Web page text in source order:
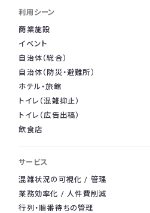
利用シーン
商業施設
イベント
自治体（総合）
自治体（防災・避難所）
ホテル・旅館
トイレ（混雑抑止）
トイレ（広告出稿）
飲食店
サービス
混雑状況の可視化 / 管理
業務効率化 / 人件費削減
行列・順番待ちの管理